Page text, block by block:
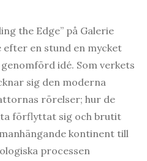
the Edge” på Galerie
en stund en mycket
idé. Som verkets
sig den moderna
rörelser; hur de
förflyttat sig och brutit
kontinent till
processen